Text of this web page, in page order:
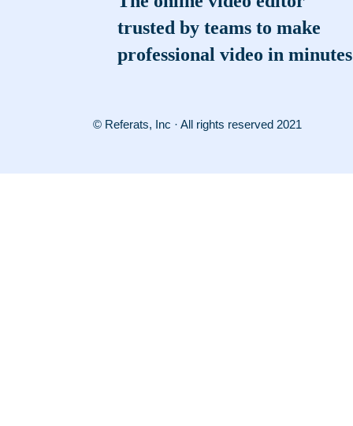
trusted by teams to make
professional video in minutes
© Referats, Inc · All rights reserved 2021